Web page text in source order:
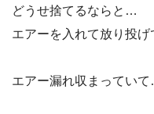
どうせ捨てるならと…
エアーを入れて放り投
エアー漏れ収まってい